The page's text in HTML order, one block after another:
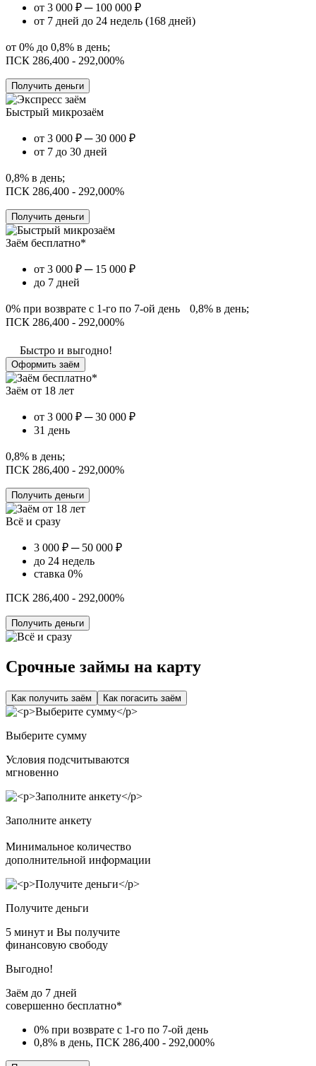
от 3 000 ₽ ─ 100 000 ₽
от 7 дней до 24 недель (168 дней)
от 0% до 0,8% в день;
ПСК 286,400 - 292,000%
Получить деньги
Быстрый микрозаём
от 3 000 ₽ ─ 30 000 ₽
от 7 до 30 дней
0,8% в день;
ПСК 286,400 - 292,000%
Получить деньги
Заём бесплатно*
от 3 000 ₽ ─ 15 000 ₽
до 7 дней
0% при возврате с 1-го по 7-ой день 0,8% в день;
ПСК 286,400 - 292,000%
Быстро и выгодно!
Оформить заём
Заём от 18 лет
от 3 000 ₽ ─ 30 000 ₽
31 день
0,8% в день;
ПСК 286,400 - 292,000%
Получить деньги
Всё и сразу
3 000 ₽ ─ 50 000 ₽
до 24 недель
ставка 0%
ПСК 286,400 - 292,000%
Получить деньги
Срочные займы на карту
Как получить заём Как погасить заём
Выберите сумму
Условия подсчитываются
мгновенно
Заполните анкету
Минимальное количество
дополнительной информации
Получите деньги
5 минут и Вы получите
финансовую свободу
Выгодно!
Заём до 7 дней
совершенно бесплатно*
0% при возврате с 1-го по 7-ой день
0,8% в день, ПСК 286,400 - 292,000%